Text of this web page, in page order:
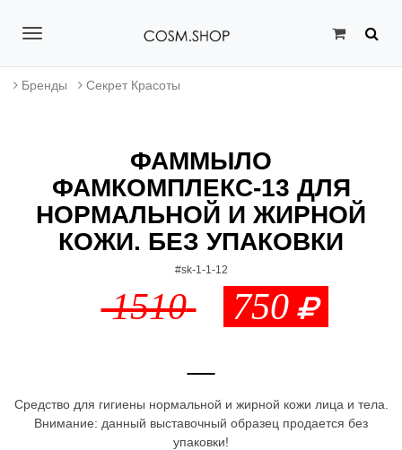
T
o
Бренды Секрет Красоты
ФАММЫЛО
ФАМКОМПЛЕКС-13 ДЛЯ
НОРМАЛЬНОЙ И ЖИРНОЙ
КОЖИ. БЕЗ УПАКОВКИ
#sk-1-1-12
1510 750
Средство для гигиены нормальной и жирной кожи лица и тела.
Внимание: данный выставочный образец продается без
упаковки!